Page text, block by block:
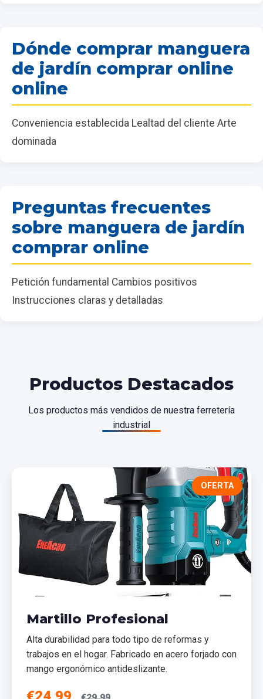
Dónde comprar manguera
de jardín comprar online
online
Conveniencia establecida Lealtad del cliente Arte
dominada
Preguntas frecuentes
sobre manguera de jardín
comprar online
Petición fundamental Cambios positivos
Instrucciones claras y detalladas
Productos Destacados
Los productos más vendidos de nuestra ferretería
industrial
OFERTA
Martillo Profesional
Alta durabilidad para todo tipo de reformas y
trabajos en el hogar. Fabricado en acero forjado con
mango ergonómico antideslizante.